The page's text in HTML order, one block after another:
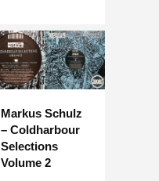
Markus Schulz
– Coldharbour
Selections
Volume 2